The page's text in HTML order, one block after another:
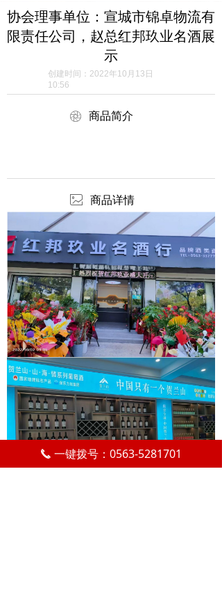
끅 一键拨号：0563-5281701
协会理事单位：宣城市锦卓物流有
限责任公司，赵总红邦玖业名酒展
示
商品简介
创建时间： 2022年10月13日
10:56
商品详情
ꁵ
ꂈ